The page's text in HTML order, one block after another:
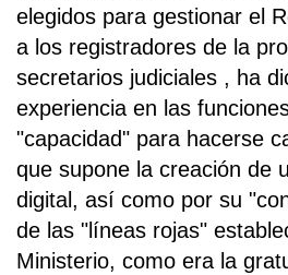
elegidos para gestionar el
a los registradores de la
secretarios judiciales , ha
experiencia en las
"capacidad" para hacerse
que supone la creación de
digital, así como por su
de las "líneas rojas"
Ministerio, como era la